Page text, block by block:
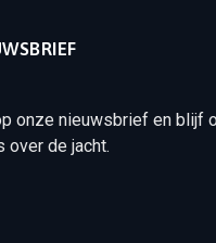
onze nieuwsbrief en blijf
over de jacht.